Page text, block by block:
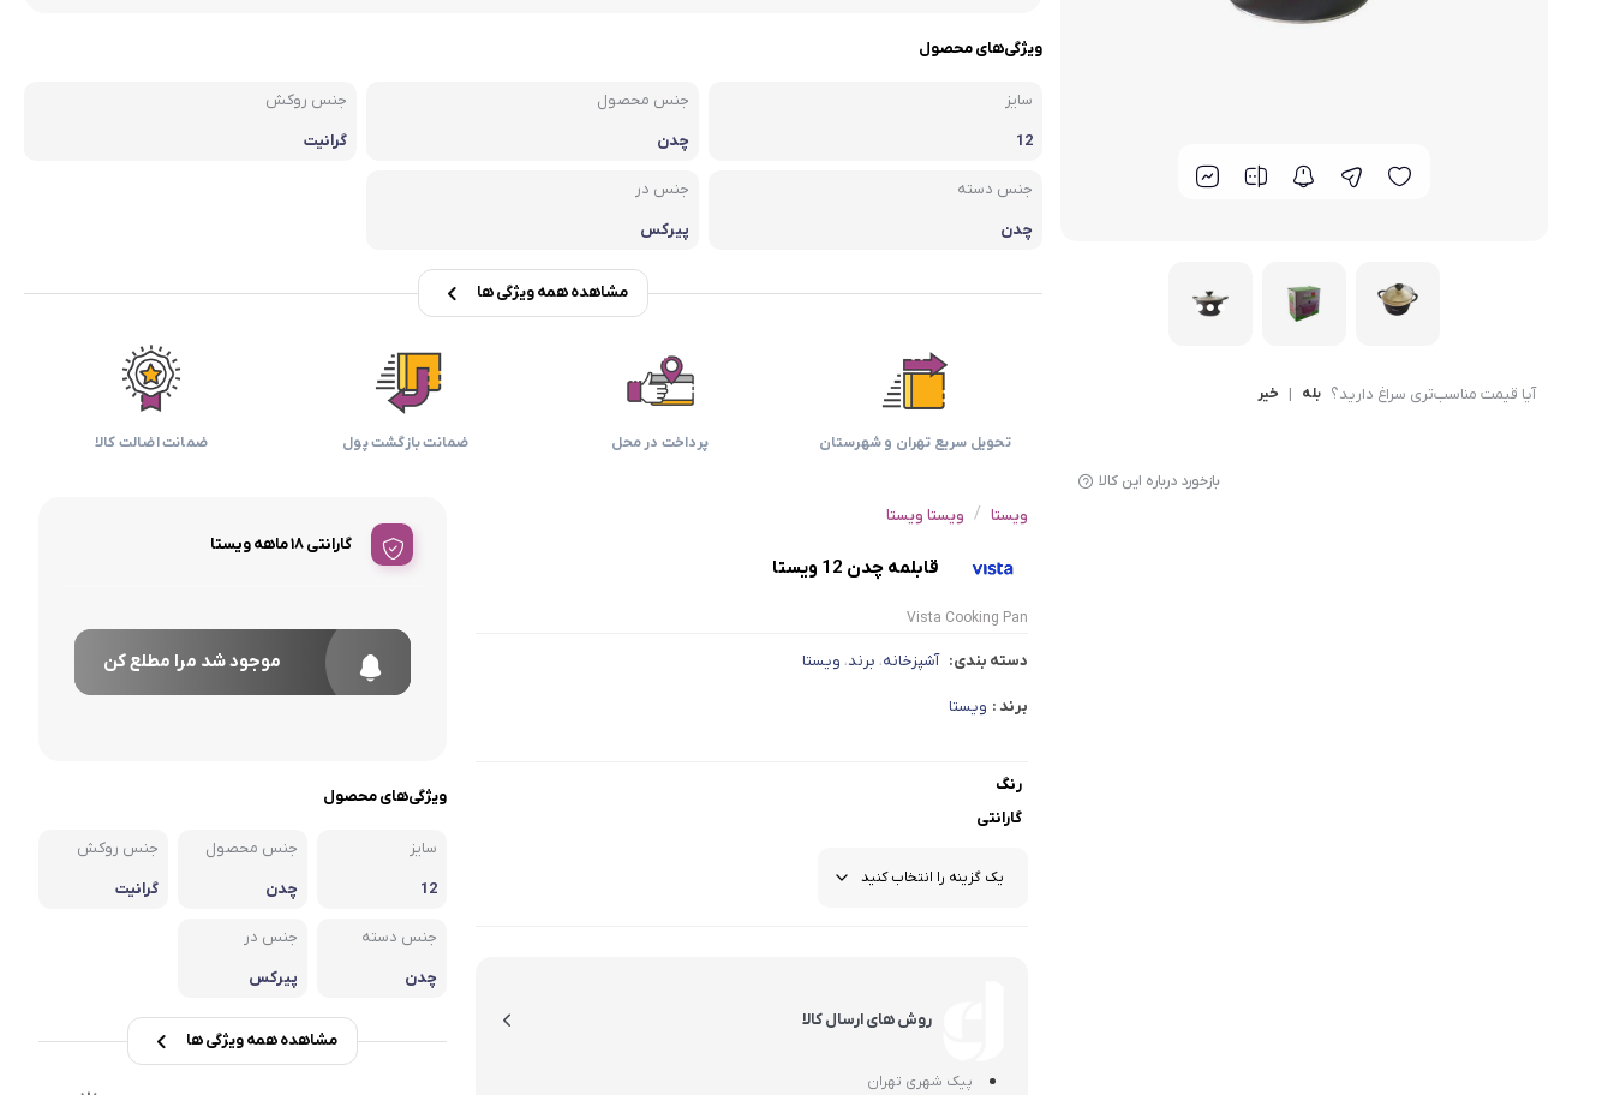
هات داگ پز
آیا قیمت مناسب‌تری سراغ دارید؟ بله | خیر
بازخورد درباره این کالا
ویژگی‌های محصول
سایز
12
جنس محصول
چدن
جنس روکش
گرانیت
جنس دسته
چدن
جنس در
پیرکس
مشاهده همه ویژگی ها
تحویل سریع تهران و شهرستان پرداخت در محل ضمانت بازگشت پول ضمانت اضالت کالا
ویستا / ویستا ویستا
قابلمه چدن 12 ویستا
Vista Cooking Pan
دسته بندی: آشپزخانه، برند، ویستا
برند : ویستا
رنگ
گارانتی
روش های ارسال کالا
پیک شهری تهران
گارانتی 18 ماهه ویستا
موجود شد مرا مطلع کن
ویژگی‌های محصول
سایز
12
جنس محصول
چدن
جنس روکش
گرانیت
جنس دسته
چدن
جنس در
پیرکس
مشاهده همه ویژگی ها